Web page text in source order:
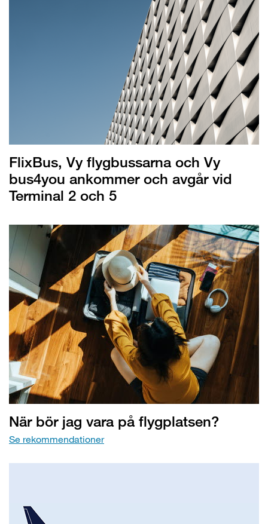
FlixBus, Vy flygbussarna och Vy
bus4you ankommer och avgår vid
Terminal 2 och 5
När bör jag vara på flygplatsen?
Se rekommendationer